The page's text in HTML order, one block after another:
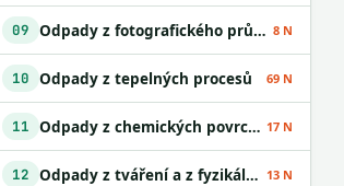
09 Odpady z fotografického průmyslu 8 N
10 Odpady z tepelných procesů 69 N
11 Odpady z chemických povrchových úprav 17 N
12 Odpady z tváření a z fyzikální a mechanické úpravy povrchu kovů a plastů 13 N